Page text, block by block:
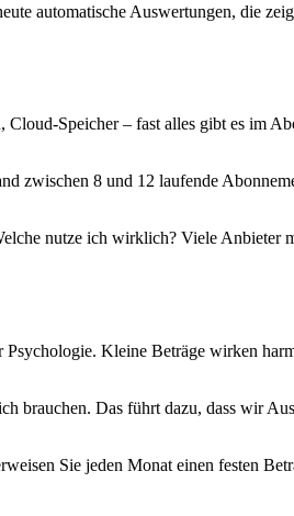
automatische Auswertungen, die
Speicher – fast alles gibt es im
8 und 12 laufende
nutze ich wirklich? Viele
Kleine Beträge wirken
brauchen. Das führt dazu, dass wir
Sie jeden Monat einen festen